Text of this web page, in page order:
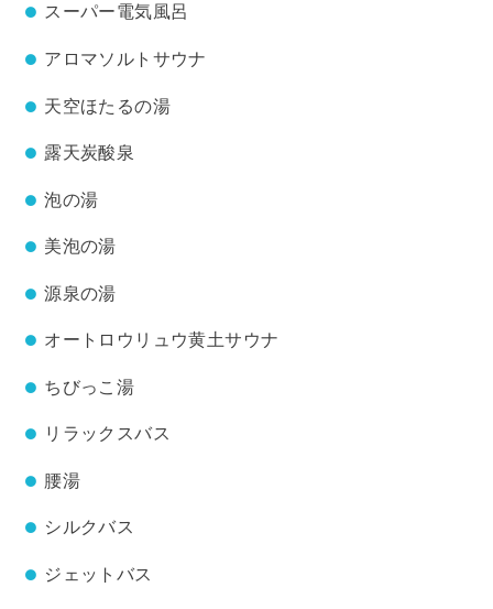
スーパー電気風呂
アロマソルトサウナ
天空ほたるの湯
露天炭酸泉
泡の湯
美泡の湯
源泉の湯
オートロウリュウ黄土サウナ
ちびっこ湯
リラックスバス
腰湯
シルクバス
ジェットバス